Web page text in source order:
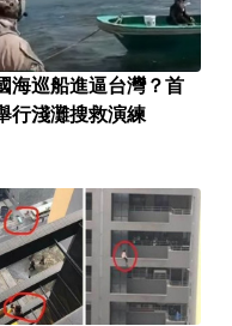
海巡船進逼台灣？首
行淺灘搜救演練